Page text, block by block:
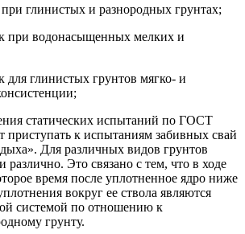
глинистых и разнородных грунтах;
при водонасыщенных мелких и
для глинистых грунтов мягко- и
статических испытаний по ГОСТ
приступать к испытаниям забивных свай
Для различных видов грунтов
различно. Это связано с тем, что в ходе
время после уплотненное ядро ниже
вокруг ее ствола являются
системой по отношению к
грунту.